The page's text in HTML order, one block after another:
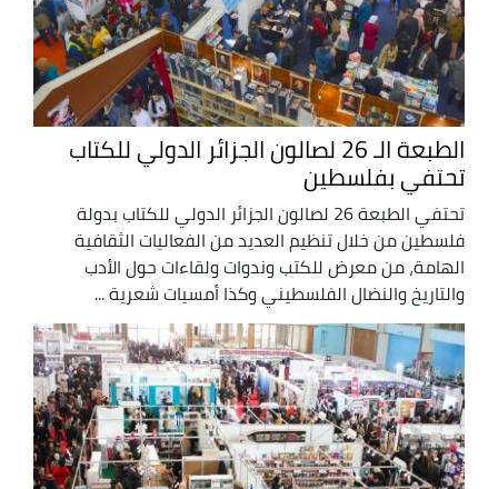
الطبعة الـ 26 لصالون الجزائر الدولي للكتاب
تحتفي بفلسطين
تحتفي الطبعة 26 لصالون الجزائر الدولي للكتاب بدولة
فلسطين من خلال تنظيم العديد من الفعاليات الثقافية
الهامة، من معرض للكتب وندوات ولقاءات حول الأدب
والتاريخ والنضال الفلسطيني وكذا أمسيات شعرية ...